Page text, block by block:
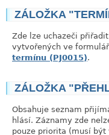
ZÁLOŽKA
Zde lze uchazeči
vytvořených ve
termínu (PJ0015).
ZÁLOŽKA
Obsahuje seznam
hlásí. Záznamy zde
pouze priorita (musí být